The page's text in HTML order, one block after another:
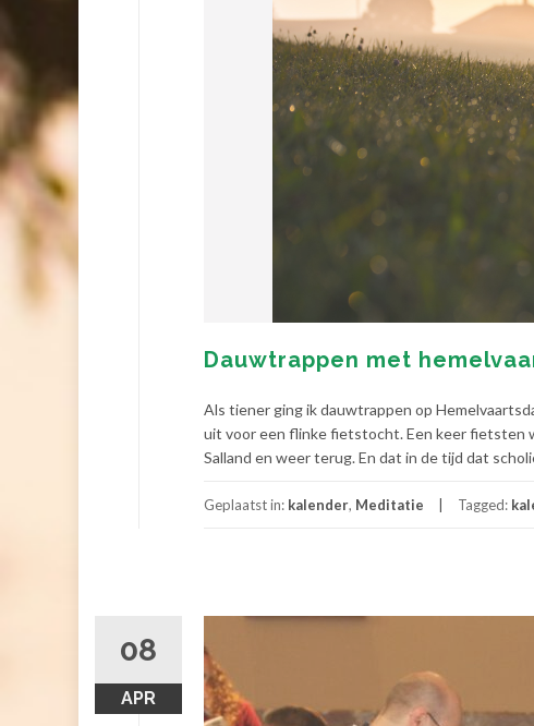
Dauwtrappen met
Als tiener ging ik dauwtrappen op
uit voor een flinke fietstocht. Een keer fietsten
Salland en weer terug. En dat in de tijd dat
Geplaatst in: kalender, Meditatie Tagged:
08
APR